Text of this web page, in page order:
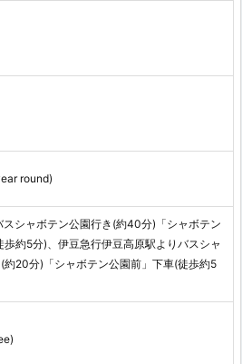
round)
スシャボテン公園行き(約40分)「シャボテン
歩約5分)、伊豆急行伊豆高原駅よりバスシャ
約20分)「シャボテン公園前」下車(徒歩約5